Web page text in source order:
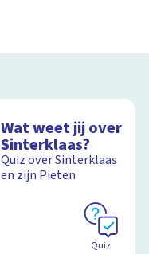
Wat weet jij over
Sinterklaas?
Quiz over Sinterklaas
en zijn Pieten
Quiz